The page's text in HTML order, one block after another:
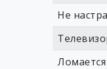
Не